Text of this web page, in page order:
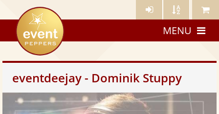
Künstler- Künstler Meine
eventpeppers
MENU
eventdeejay - Dominik Stuppy